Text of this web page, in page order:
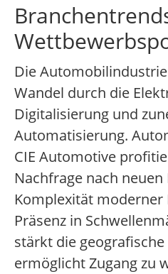
Die
Wandel durch die
Digitalisierung und
Automatisierung.
CIE Automotive
Nachfrage nach
Komplexität moderner
Präsenz in
stärkt die
ermöglicht Zugang zu